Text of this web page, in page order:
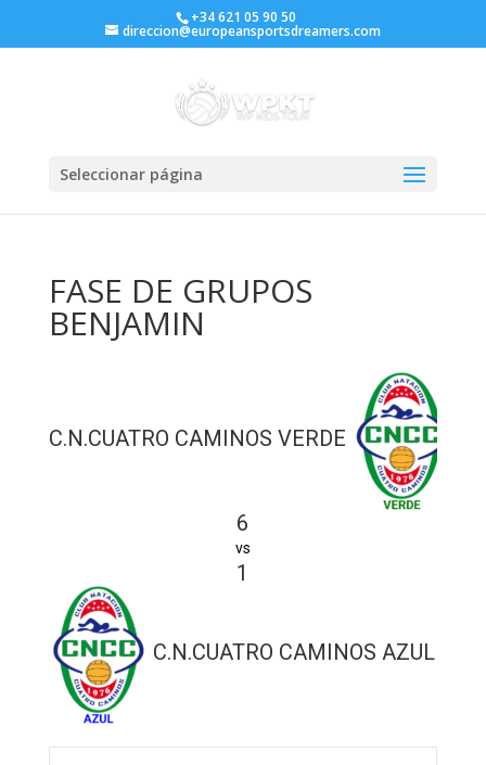
+34 621 05 90 50
direccion@europeansportsdreamers.com
Seleccionar página
FASE DE GRUPOS
BENJAMIN
C.N.CUATRO CAMINOS VERDE
6
vs
1
C.N.CUATRO CAMINOS AZUL